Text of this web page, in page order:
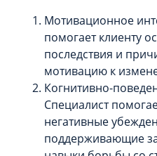
Мотивационное
помогает клиенту
последствия и
мотивацию к
Когнитивно-
Специалист
негативные
поддерживающие